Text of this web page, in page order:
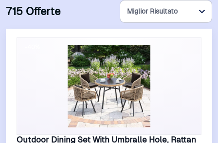
715 Offerte
Outdoor Dining Set With Umbralle Hole, Rattan